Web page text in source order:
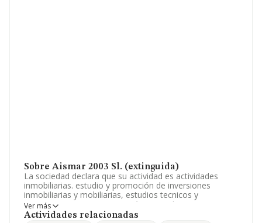
Sobre Aismar 2003 Sl. (extinguida)
La sociedad declara que su actividad es actividades
inmobiliarias. estudio y promoción de inversiones
inmobiliarias y mobiliarias, estudios tecnicos y
economicos. La empresa está registrada como
Sociedad Limitada. Su CNAE corresponde a 6812 con
Ver más
Actividades relacionadas